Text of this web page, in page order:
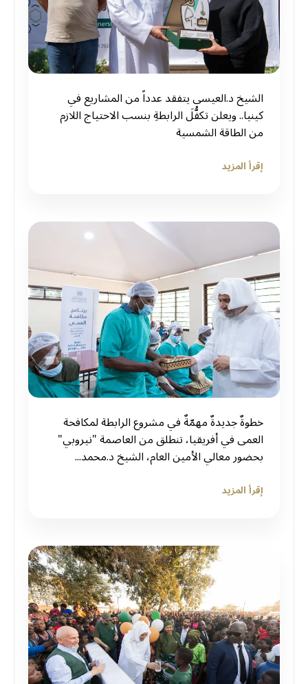
الشيخ د.العيسى يتفقد عدداً من المشاريع في
كينيا.. ويعلن تكفُّلَ الرابطةِ بنسب الاحتياج اللازم
من الطاقة الشمسية
إقرأ المزيد
‏خطوةٌ جديدةٌ مهمّةٌ في مشروع الرابطة لمكافحة
العمى في أفريقيا، تنطلق من العاصمة "نيروبي"
بحضور معالي الأمين العام، الشيخ د.⁧‫محمد...
إقرأ المزيد